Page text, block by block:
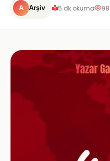
A Arşiv 5 dk okuma